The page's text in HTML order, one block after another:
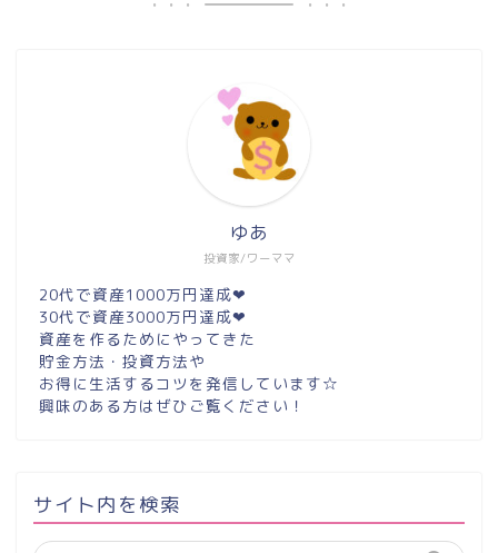
投資家/ワーママ
ゆあ
20代で資産1000万円達成❤︎
30代で資産3000万円達成❤︎
資産を作るためにやってきた
貯金方法・投資方法や
お得に生活するコツを発信しています☆
興味のある方はぜひご覧ください！
サイト内を検索